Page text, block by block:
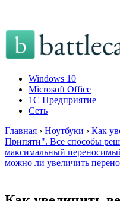
Windows 10
Microsoft Office
1C Предприятие
Сеть
Главная › Ноутбуки › Как
Припяти". Все способы
максимальный
можно ли увеличить